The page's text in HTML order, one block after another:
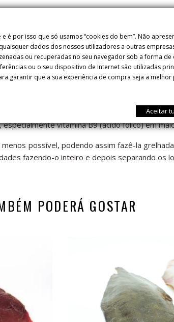
(de 1 a 2 metros a 100 metros) nas
circular. É coberto com caroços duros,
e boca grande. Os seus olhos são
distúrbios digestivos e dietas de
vitamina B9 (ácido fólico) em
possível, podendo assim fazê-la
fazendo-o inteiro e depois separando os
PODERÁ GOSTAR
é por isso que só usamos “cookies do bem”. Não
dados dos nossos utilizadores a outras
ou recuperadas no seu navegador sob a forma de
ou o seu dispositivo de Internet são utilizadas
garantir que a sua experiência de compra seja a melhor
Aceitar